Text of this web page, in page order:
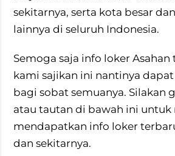
sekitarnya, serta kota besar
lainnya di seluruh Indonesia.
Semoga saja info loker Asahan
kami sajikan ini nantinya
bagi sobat semuanya. Silakan
atau tautan di bawah ini untuk
mendapatkan info loker
dan sekitarnya.